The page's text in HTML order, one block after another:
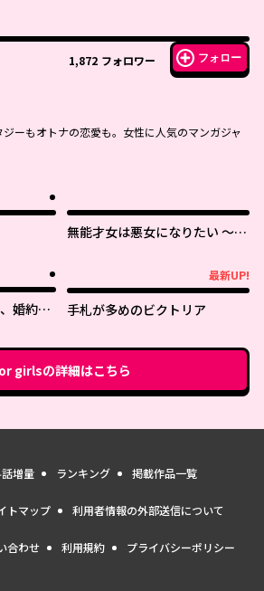
1,872 フォロワー フォロー
ーもオトナの恋愛も。女性に人気のマンガジャ
無能才女は悪女になりたい ～義
爵様の溺愛に気づかない～
婚約者
!?)
最新UP!
手札が多めのビクトリア
girlsの詳細はこちら
増量 ランキング 掲載作品一覧
トマップ 利用者情報の外部送信について
合わせ 利用規約 プライバシーポリシー